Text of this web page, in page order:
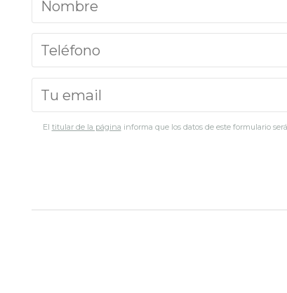
El titular de la página informa que los datos de este formulario